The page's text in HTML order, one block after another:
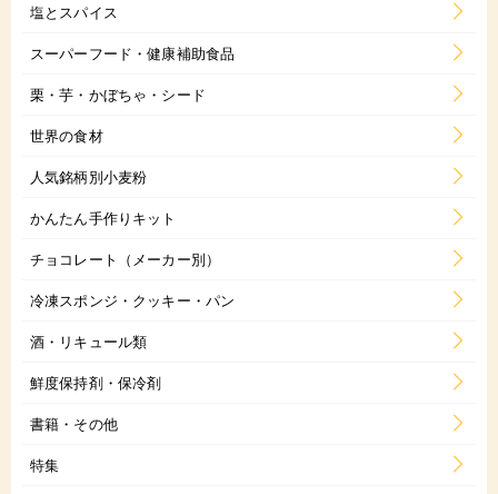
塩とスパイス
スーパーフード・健康補助食品
栗・芋・かぼちゃ・シード
世界の食材
人気銘柄別小麦粉
かんたん手作りキット
チョコレート（メーカー別）
冷凍スポンジ・クッキー・パン
酒・リキュール類
鮮度保持剤・保冷剤
書籍・その他
特集